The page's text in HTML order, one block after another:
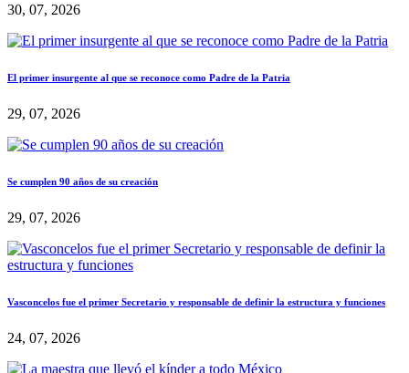
30, 07, 2026
El primer insurgente al que se reconoce como Padre de la Patria
29, 07, 2026
Se cumplen 90 años de su creación
29, 07, 2026
Vasconcelos fue el primer Secretario y responsable de definir la estructura y funciones
24, 07, 2026